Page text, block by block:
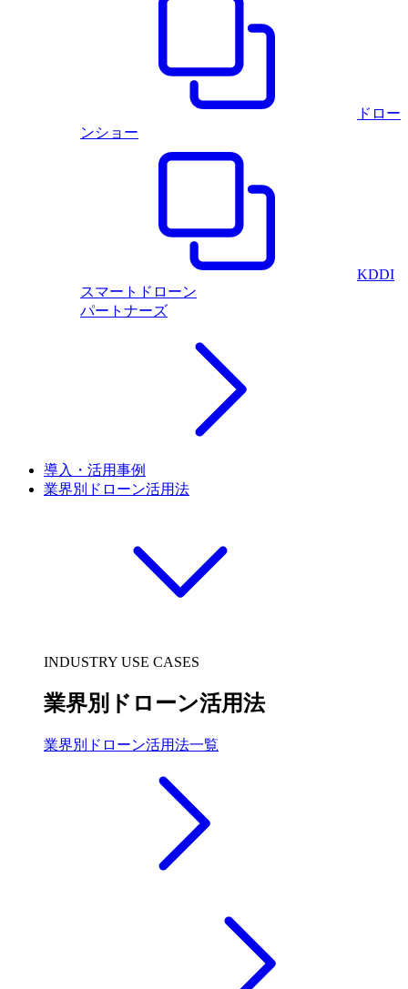
ドロー
ンショー
KDDI
スマートドローン
パートナーズ
導入・活用事例
業界別ドローン活用法
INDUSTRY USE CASES
業界別ドローン活用法
業界別ドローン活用法一覧